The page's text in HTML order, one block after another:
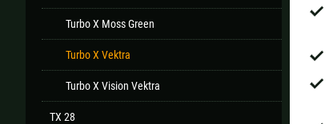
Turbo X Moss Green
Turbo X Vektra
Turbo X Vision Vektra
TX 28